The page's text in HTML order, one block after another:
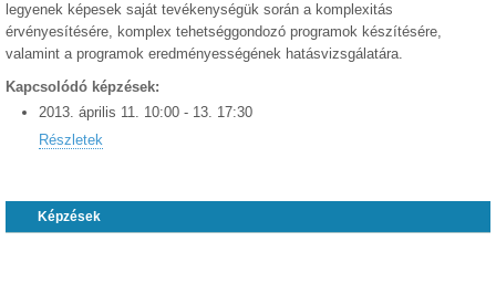
legyenek képesek saját tevékenységük során a komplexitás
érvényesítésére, komplex tehetséggondozó programok készítésére,
valamint a programok eredményességének hatásvizsgálatára.
Kapcsolódó képzések:
2013. április 11. 10:00 - 13. 17:30
Részletek
Képzések